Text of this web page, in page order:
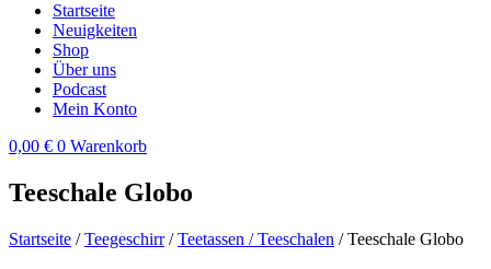
Startseite
Neuigkeiten
Shop
Über uns
Podcast
Mein Konto
0,00 € 0 Warenkorb
Teeschale Globo
Startseite /Teegeschirr/Teetassen / Teeschalen / Teeschale Globo